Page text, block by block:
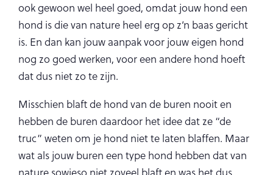
ook gewoon wel heel goed, omdat jouw hond een
hond is die van nature heel erg op z’n baas gericht
is. En dan kan jouw aanpak voor jouw eigen hond
nog zo goed werken, voor een andere hond hoeft
dat dus niet zo te zijn.
Misschien blaft de hond van de buren nooit en
hebben de buren daardoor het idee dat ze “de
truc” weten om je hond niet te laten blaffen. Maar
wat als jouw buren een type hond hebben dat van